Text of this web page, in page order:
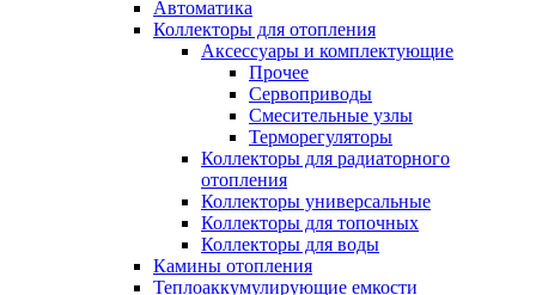
Автоматика
Коллекторы для отопления
Аксессуары и комплектующие
Прочее
Сервоприводы
Смесительные узлы
Терморегуляторы
Коллекторы для радиаторного
отопления
Коллекторы универсальные
Коллекторы для топочных
Коллекторы для воды
Камины отопления
Теплоаккумулирующие емкости